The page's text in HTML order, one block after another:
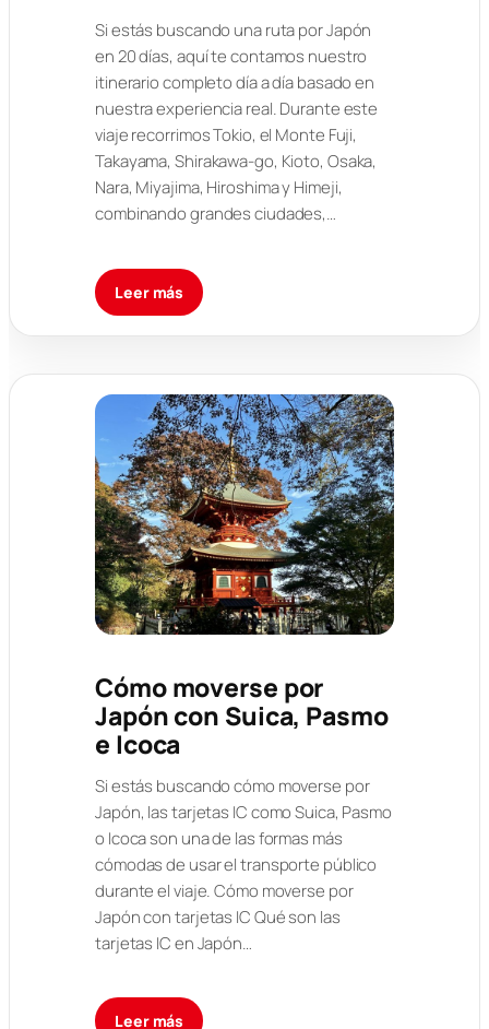
Si estás buscando una ruta por Japón
en 20 días, aquí te contamos nuestro
itinerario completo día a día basado en
nuestra experiencia real. Durante este
viaje recorrimos Tokio, el Monte Fuji,
Takayama, Shirakawa-go, Kioto, Osaka,
Nara, Miyajima, Hiroshima y Himeji,
combinando grandes ciudades,…
Leer más
Cómo moverse por
Japón con Suica, Pasmo
e Icoca
Si estás buscando cómo moverse por
Japón, las tarjetas IC como Suica, Pasmo
o Icoca son una de las formas más
cómodas de usar el transporte público
durante el viaje. Cómo moverse por
Japón con tarjetas IC Qué son las
tarjetas IC en Japón…
Leer más